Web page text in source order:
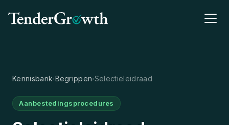
Aanbestedingsprocedures
Kennisbank›Begrippen›Selectieleidraad